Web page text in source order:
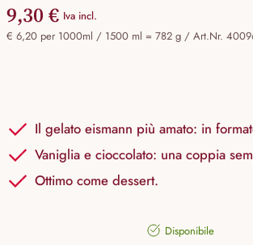
9,30 € Iva incl.
€ 6,20 per 1000ml / 1500 ml = 782 g / Art.Nr.
Il gelato eismann più amato: in
Vaniglia e cioccolato: una coppia
Ottimo come dessert.
Disponibile